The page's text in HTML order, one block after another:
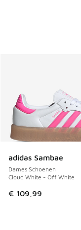
adidas Sambae
Dames Schoenen
Cloud White - Off White
€ 109,99